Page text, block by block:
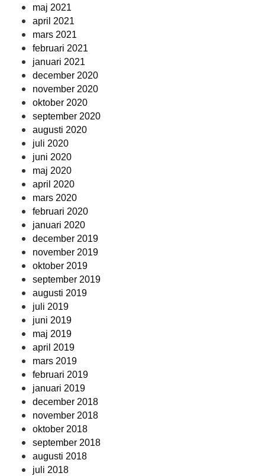
maj 2021
april 2021
mars 2021
februari 2021
januari 2021
december 2020
november 2020
oktober 2020
september 2020
augusti 2020
juli 2020
juni 2020
maj 2020
april 2020
mars 2020
februari 2020
januari 2020
december 2019
november 2019
oktober 2019
september 2019
augusti 2019
juli 2019
juni 2019
maj 2019
april 2019
mars 2019
februari 2019
januari 2019
december 2018
november 2018
oktober 2018
september 2018
augusti 2018
juli 2018